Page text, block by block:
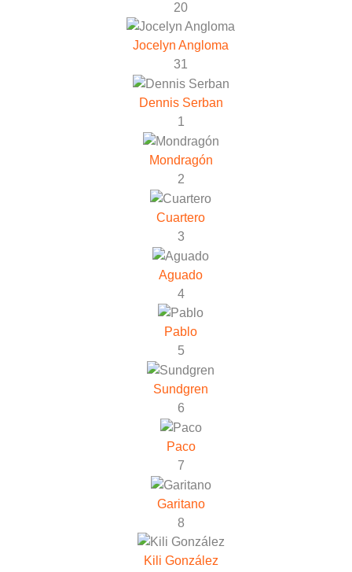
20
Jocelyn Angloma
31
Dennis Serban
1
Mondragón
2
Cuartero
3
Aguado
4
Pablo
5
Sundgren
6
Paco
7
Garitano
8
Kili González